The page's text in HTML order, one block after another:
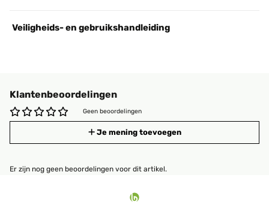
Veiligheids- en gebruikshandleiding
Klantenbeoordelingen
Geen beoordelingen
Je mening toevoegen
Er zijn nog geen beoordelingen voor dit artikel.